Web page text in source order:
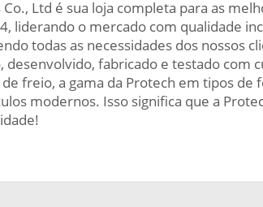
Ltd é sua loja completa para as
liderando o mercado com qualidade
todas as necessidades dos nossos
fabricado e testado com
freio, a gama da Protech em tipos
modernos. Isso significa que a